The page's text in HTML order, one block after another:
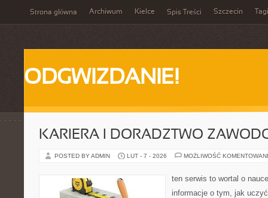
Strona główna Archiwum Kielce Spis Treści Szczecin Tagi
ODGWIZDANIE!
KARIERA I DORADZTWO
POSTED BY ADMIN LUT - 7 - 2026 MOŻLIWOŚĆ
ten serwis to wortal o
informacje o tym, jak